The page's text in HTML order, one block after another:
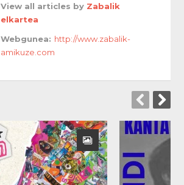
View all articles by Zabalik
elkartea
Webgunea: http://www.zabalik-
amikuze.com